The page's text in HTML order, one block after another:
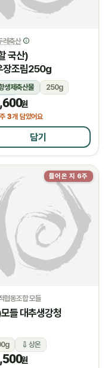
레축산
국산)
장조림250g
생제축산물
250g
냉장
원
3개 담았어요
담기
들어온 지 6주
협동조합 모들
들 대추생강청
상온
원